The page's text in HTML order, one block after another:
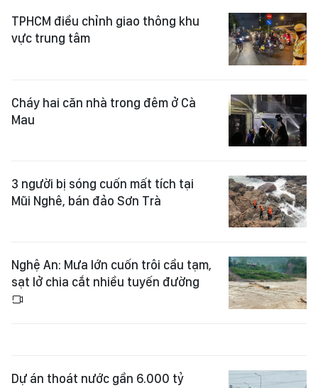
TPHCM điều chỉnh giao thông khu
vực trung tâm
Cháy hai căn nhà trong đêm ở Cà
Mau
3 người bị sóng cuốn mất tích tại
Mũi Nghê, bán đảo Sơn Trà
Nghệ An: Mưa lớn cuốn trôi cầu tạm,
sạt lở chia cắt nhiều tuyến đường
Dự án thoát nước gần 6.000 tỷ